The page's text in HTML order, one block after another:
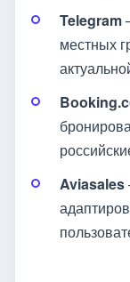
Telegram
местных
Aviasales